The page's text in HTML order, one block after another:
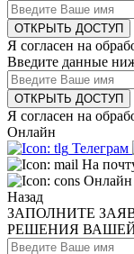
ОТКРЫТЬ ДОСТУП
Я согласен на
Введите данные
ОТКРЫТЬ ДОСТУП
Я согласен на
Онлайн
Телеграм
На
Онлайн
Назад
ЗАПОЛНИТЕ
РЕШЕНИЯ